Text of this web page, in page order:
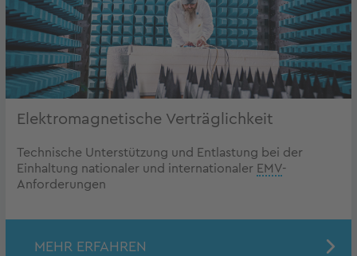
Elektromagnetische Verträglichkeit
Technische Unterstützung und Entlastung bei der
Einhaltung nationaler und internationaler EMV-
Anforderungen
MEHR ERFAHREN